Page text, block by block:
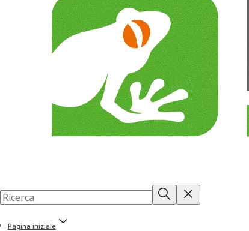
Pagina iniziale